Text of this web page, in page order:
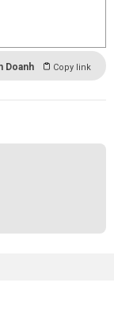
Doanh Copy link